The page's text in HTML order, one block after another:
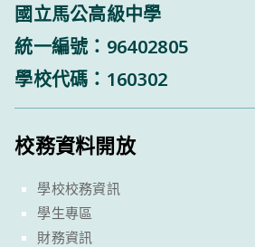
國立馬公高級中學
統一編號：96402805
學校代碼：160302
校務資料開放
學校校務資訊
學生專區
財務資訊